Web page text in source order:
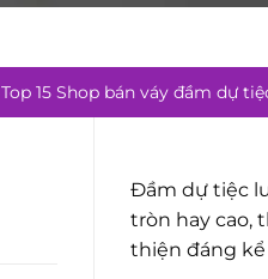
Top 15 Shop bán váy đầm dự
Đầm dự tiệc
tròn hay cao,
thiện đáng